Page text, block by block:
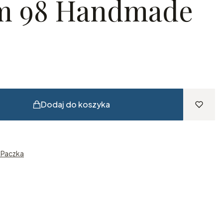
98 Handmade
Dodaj do koszyka